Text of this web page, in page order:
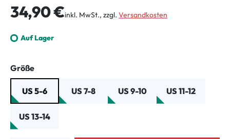
Regulärer Preis:
34,90 €inkl. MwSt., zzgl. Versandkosten
Auf Lager
Größeauswählen
US 5-6 US 7-8 US 9-10 US 11-12
US 13-14